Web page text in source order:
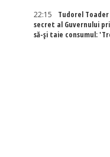
22:15
Tudorel
secret al Guvernului
să-și taie consumul: